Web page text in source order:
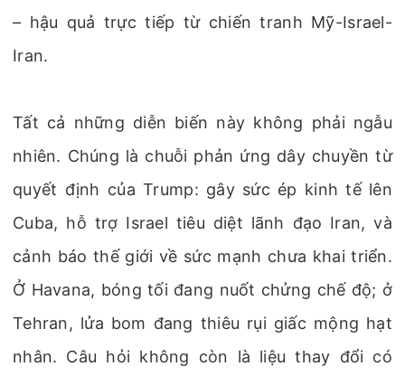
– hậu quả trực tiếp từ chiến tranh Mỹ-Israel-
Iran.
Tất cả những diễn biến này không phải ngẫu
nhiên. Chúng là chuỗi phản ứng dây chuyền từ
quyết định của Trump: gây sức ép kinh tế lên
Cuba, hỗ trợ Israel tiêu diệt lãnh đạo Iran, và
cảnh báo thế giới về sức mạnh chưa khai triển.
Ở Havana, bóng tối đang nuốt chửng chế độ; ở
Tehran, lửa bom đang thiêu rụi giấc mộng hạt
nhân. Câu hỏi không còn là liệu thay đổi có